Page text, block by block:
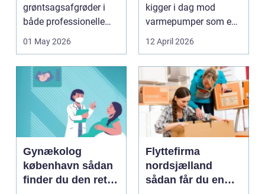
grøntsagsafgrøder i
både professionelle
køkkenhaver og større
01 May 2026
kigger i dag mod
varmepumper som en
vej til lavere
12 April 2026
Gynækolog
københavn sådan
finder du den rette
Flyttefirma
nordsjælland
sådan får du en